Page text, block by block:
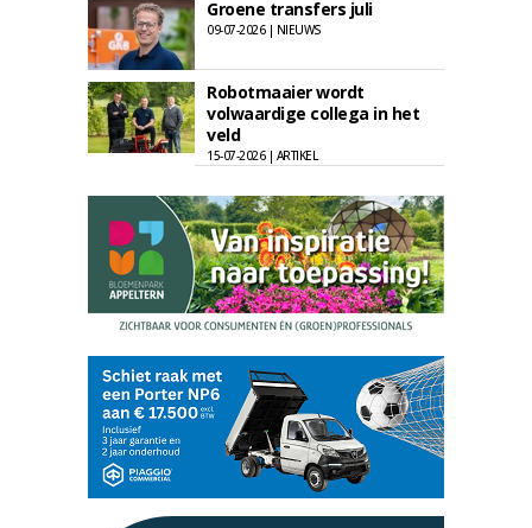
Groene transfers juli
09-07-2026 | NIEUWS
Robotmaaier wordt
volwaardige collega in het
veld
15-07-2026 | ARTIKEL